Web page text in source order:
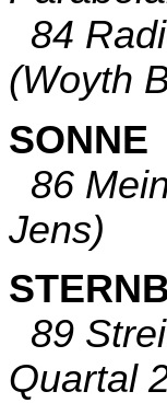
84
(Woyth
SONNE
86
Jens)
89
Quartal